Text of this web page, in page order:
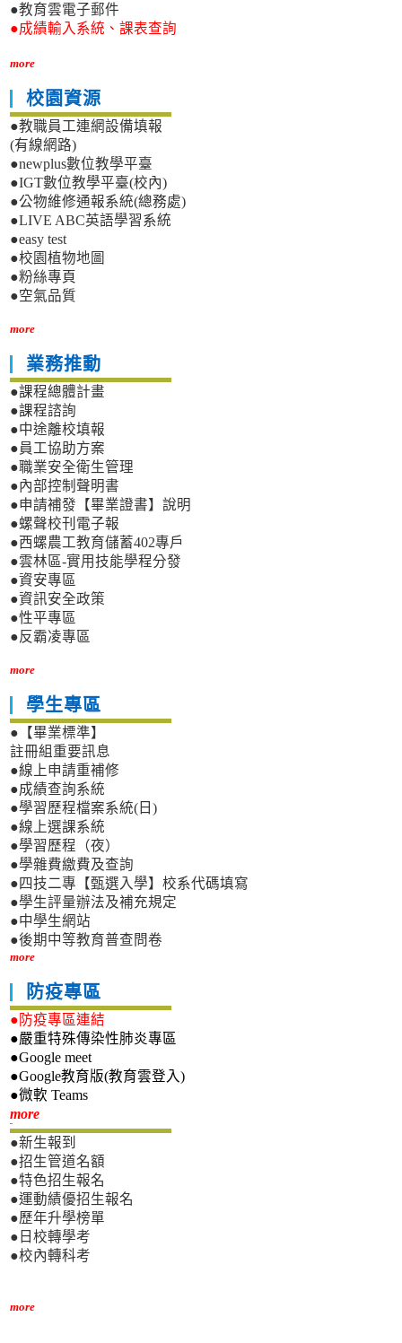
●教育雲電子郵件
●成績輸入系統、課表查詢
more
校園資源
●教職員工連網設備填報
(有線網路)
●newplus數位教學平臺
●IGT數位教學平臺(校內)
●公物維修通報系統(總務處)
●LIVE ABC英語學習系統
●easy test
●校園植物地圖
●粉絲專頁
●空氣品質
more
業務推動
●課程總體計畫
●課程諮詢
●中途離校填報
●員工協助方案
●職業安全衛生管理
●內部控制聲明書
●申請補發【畢業證書】說明
●螺聲校刊電子報
●西螺農工教育儲蓄402專戶
●雲林區-實用技能學程分發
●資安專區
●資訊安全政策
●性平專區
●反霸凌專區
more
學生專區
●【畢業標準】
註冊組重要訊息
●線上申請重補修
●成績查詢系統
●學習歷程檔案系統(日)
●線上選課系統
●學習歷程（夜）
●學雜費繳費及查詢
●四技二專【甄選入學】校系代碼填寫
●學生評量辦法及補充規定
●中學生網站
●後期中等教育普查問卷
more
防疫專區
●防疫專區連結
●嚴重特殊傳染性肺炎專區
●Google meet
●Google教育版(教育雲登入)
●微軟 Teams
more新生專區
●新生報到
●招生管道名額
●特色招生報名
●運動績優招生報名
●歷年升學榜單
●日校轉學考
●校內轉科考
more